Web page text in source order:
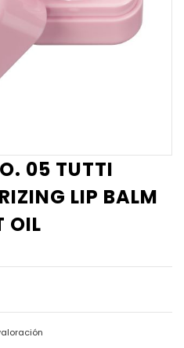
05 TUTTI
LIP BALM
OIL